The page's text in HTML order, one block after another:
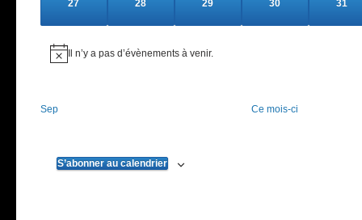
0
27
0
28
0
29
0
30
0
31
Notice
Il n’y a pas d’évènements à venir.
Sep Ce mois-ci
S’abonner au calendrier